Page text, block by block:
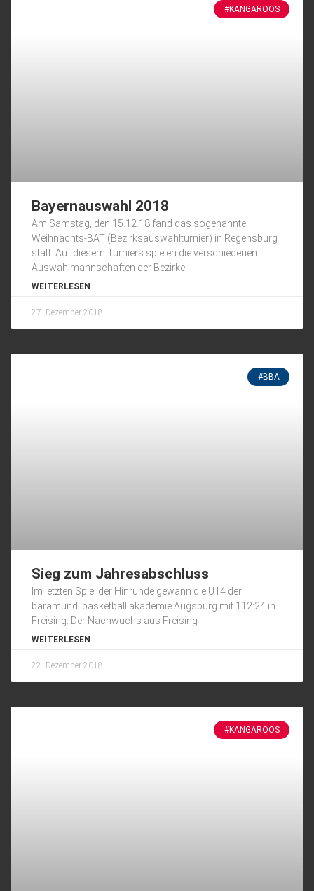
#KANGAROOS
Bayernauswahl 2018
Am Samstag, den 15.12.18 fand das sogenannte
Weihnachts-BAT (Bezirksauswahlturnier) in Regensburg
statt. Auf diesem Turniers spielen die verschiedenen
Auswahlmannschaften der Bezirke
WEITERLESEN
27. Dezember 2018
#BBA
Sieg zum Jahresabschluss
Im letzten Spiel der Hinrunde gewann die U14 der
baramundi basketball akademie Augsburg mit 112:24 in
Freising. Der Nachwuchs aus Freising
WEITERLESEN
22. Dezember 2018
#KANGAROOS